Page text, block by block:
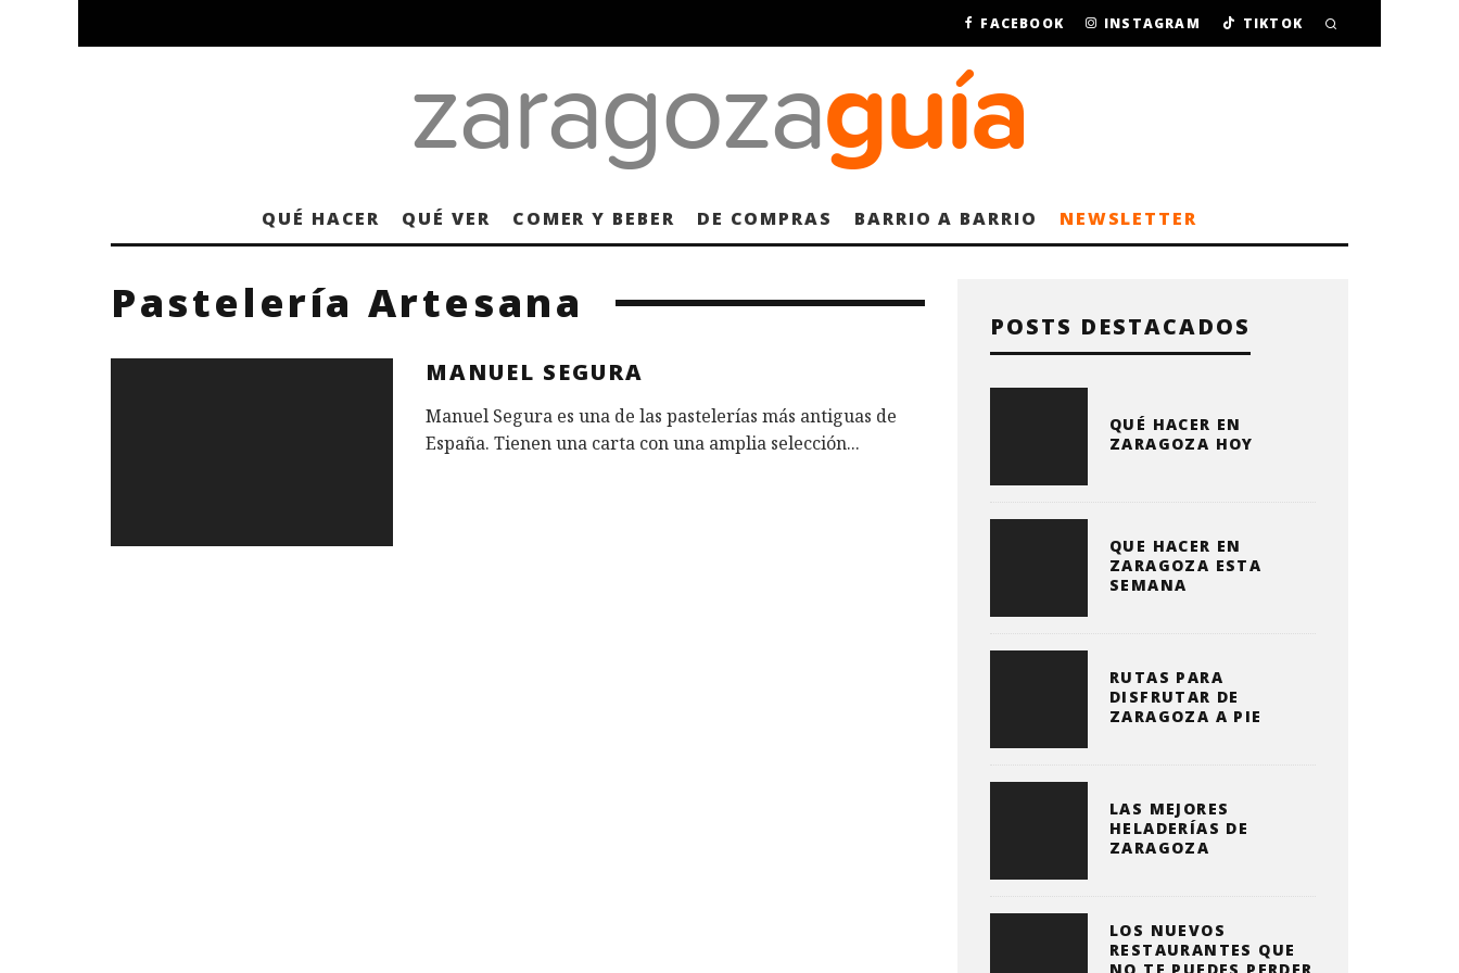
FACEBOOK INSTAGRAM TIKTOK
QUÉ HACER QUÉ VER COMER Y BEBER DE COMPRAS BARRIO A BARRIO NEWSLETTER
Pastelería Artesana
MANUEL SEGURA
Manuel Segura es una de las pastelerías más antiguas de
España. Tienen una carta con una amplia selección...
POSTS DESTACADOS
QUÉ HACER EN
ZARAGOZA HOY
QUE HACER EN
ZARAGOZA ESTA
SEMANA
RUTAS PARA
DISFRUTAR DE
ZARAGOZA A PIE
LAS MEJORES
HELADERÍAS DE
ZARAGOZA
LOS NUEVOS
RESTAURANTES QUE
NO TE PUEDES PERDER